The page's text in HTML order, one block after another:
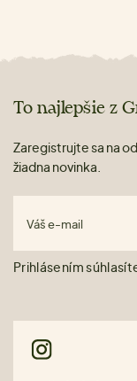
To najlepšie z
Zaregistrujte sa na
žiadna novinka.
Váš e-mail
Prihlásením